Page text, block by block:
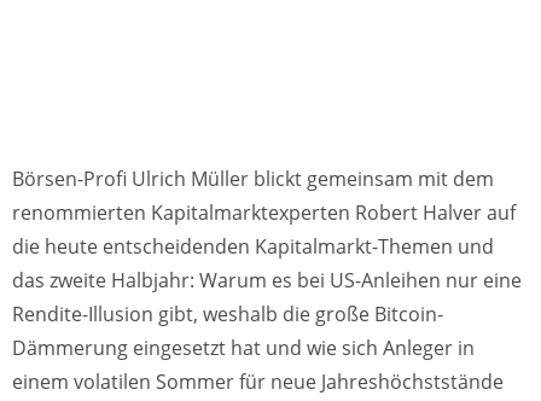
Börsen-Profi Ulrich Müller blickt gemeinsam mit dem
renommierten Kapitalmarktexperten Robert Halver auf
die heute entscheidenden Kapitalmarkt-Themen und
das zweite Halbjahr: Warum es bei US-Anleihen nur eine
Rendite-Illusion gibt, weshalb die große Bitcoin-
Dämmerung eingesetzt hat und wie sich Anleger in
einem volatilen Sommer für neue Jahreshöchststände